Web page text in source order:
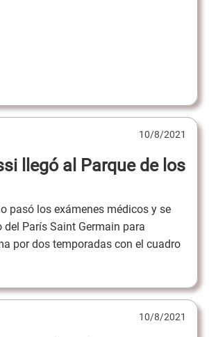
10/8/2021
llegó al Parque de los
pasó los exámenes médicos y se
París Saint Germain para
por dos temporadas con el cuadro
10/8/2021